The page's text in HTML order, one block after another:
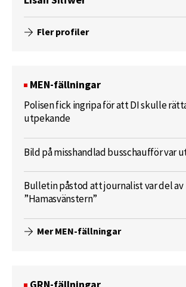
Fler profiler
MEN-fällningar
Polisen fick ingripa för att DI skulle
utpekande
Bild på misshandlad busschaufför var
Bulletin påstod att journalist var del av
”Hamasvänstern”
Mer MEN-fällningar